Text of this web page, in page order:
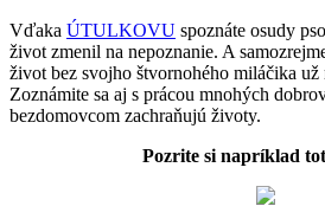
Vďaka ÚTULKOVU spoznáte osudy
život zmenil na nepoznanie. A
život bez svojho štvornohého miláčika už
Zoznámite sa aj s prácou mnohých
bezdomovcom zachraňujú životy.
Pozrite si napríklad